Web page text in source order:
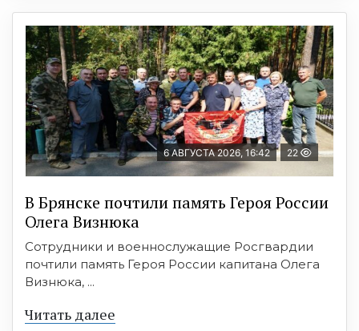
6 АВГУСТА 2026, 16:42 22
В Брянске почтили память Героя России
Олега Визнюка
Сотрудники и военнослужащие Росгвардии
почтили память Героя России капитана Олега
Визнюка, ...
Читать далее